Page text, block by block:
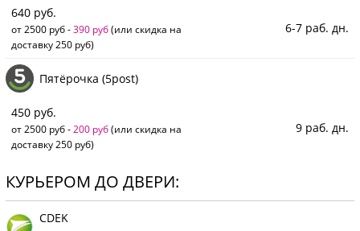
640 руб.
от 2500 руб -390 руб(или скидка на
доставку 250 руб)
6-7 раб. дн.
Пятёрочка (5post)
450 руб.
от 2500 руб -200 руб(или скидка на
доставку 250 руб)
9 раб. дн.
КУРЬЕРОМ ДО ДВЕРИ:
CDEK